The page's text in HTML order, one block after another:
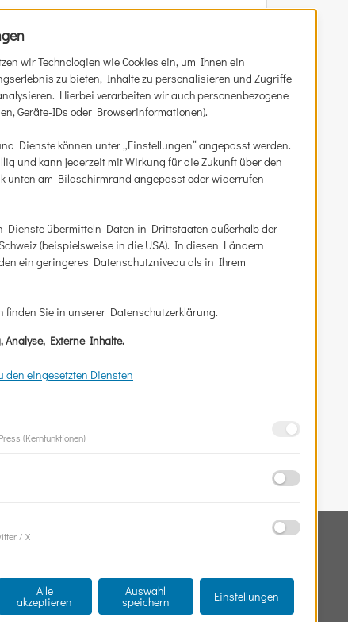
Ticket-Vor­ver­kauf
Gut­schein kaufen
Bestell­mög­lich­kei­ten
Aktu­el­les
wir Technologien wie Cookies ein, um Ihnen ein
zu bieten, Inhalte zu personalisieren und Zugriffe
Hierbei verarbeiten wir auch personenbezogene
Geräte-IDs oder Browserinformationen).
Dienste können unter „Einstellungen“ angepasst werden.
und kann jederzeit mit Wirkung für die Zukunft über den
unten am Bildschirmrand angepasst oder widerrufen
Dienste übermitteln Daten in Drittstaaten außerhalb der
(beispielsweise in die USA). In diesen Ländern
ein geringeres Datenschutzniveau als in Ihrem
finden Sie in unserer Datenschutzerklärung.
Analyse, Externe Inhalte.
den eingesetzten Diensten
(Kernfunktionen)
/ X
Alle
akzeptieren
Auswahl
speichern Einstellungen